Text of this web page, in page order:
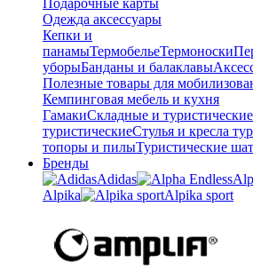
Подарочные карты
Одежда аксессуары
Кепки и
панамыТермобельеТермоноски
уборыБанданы и балаклавы
Полезные товары для
Кемпинговая мебель и кухня
ГамакиСкладные и
туристическиеСтулья и кресла
топоры и пилыТуристические
Бренды
Adidas
Alpika
Alpika sport